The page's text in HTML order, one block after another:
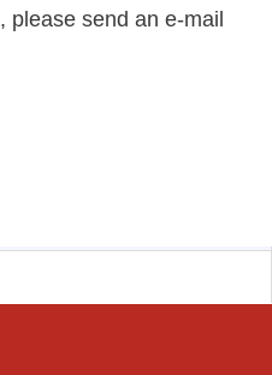
please send an e-mail